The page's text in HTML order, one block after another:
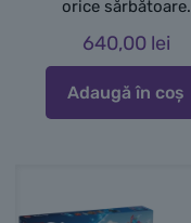
orice sărbătoare.
640,00 lei
Adaugă în coș